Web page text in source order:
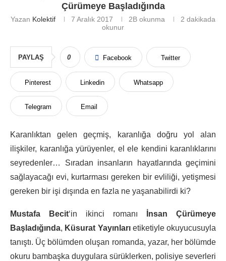
Çürümeye Başladığında
Yazan Kolektif 7 Aralık 2017 2B okunma
2 dakikada
okunur
PAYLAŞ 0 Facebook Twitter
Pinterest Linkedin Whatsapp
Telegram Email
Karanlıktan gelen geçmiş, karanlığa doğru yol alan
ilişkiler, karanlığa yürüyenler, el ele kendini karanlıklarını
seyredenler… Sıradan insanların hayatlarında geçimini
sağlayacağı evi, kurtarması gereken bir evliliği, yetişmesi
gereken bir işi dışında en fazla ne yaşanabilirdi ki?
Mustafa Becit‘in ikinci romanı
İnsan Çürümeye
Başladığında, Küsurat Yayınları etiketiyle okuyucusuyla
tanıştı. Üç bölümden oluşan romanda, yazar, her bölümde
okuru bambaşka duygulara sürüklerken, polisiye severleri